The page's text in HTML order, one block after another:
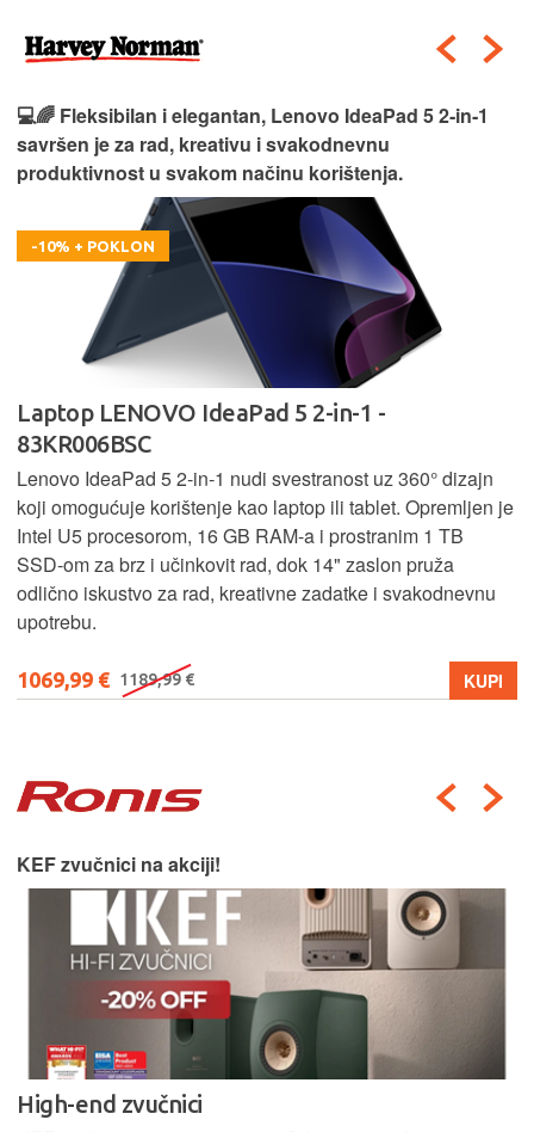
💻🌈 Fleksibilan i elegantan, Lenovo IdeaPad 5 2‑in‑1
savršen je za rad, kreativu i svakodnevnu
produktivnost u svakom načinu korištenja.
-10% + POKLON
Laptop LENOVO IdeaPad 5 2-in-1 -
83KR006BSC
Lenovo IdeaPad 5 2‑in‑1 nudi svestranost uz 360° dizajn
koji omogućuje korištenje kao laptop ili tablet. Opremljen je
Intel U5 procesorom, 16 GB RAM-a i prostranim 1 TB
SSD‑om za brz i učinkovit rad, dok 14" zaslon pruža
odlično iskustvo za rad, kreativne zadatke i svakodnevnu
upotrebu.
1069,99 € 1189,99 € KUPI
KEF zvučnici na akciji!
High-end zvučnici